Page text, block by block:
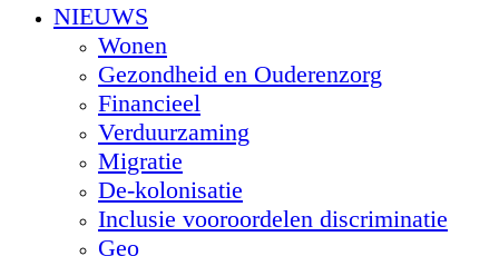
NIEUWS
Wonen
Gezondheid en Ouderenzorg
Financieel
Verduurzaming
Migratie
De-kolonisatie
Inclusie vooroordelen discriminatie
Geo